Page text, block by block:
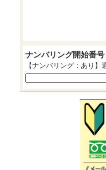
ナンバリング開始番号
【ナンバリング：あり】